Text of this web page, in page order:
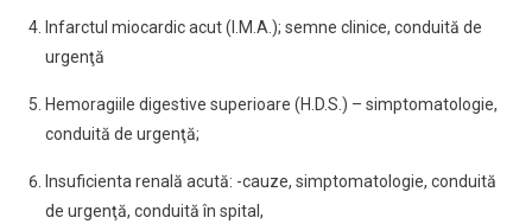
Infarctul miocardic acut (I.M.A.); semne clinice, conduită de
urgenţă
Hemoragiile digestive superioare (H.D.S.) – simptomatologie,
conduită de urgenţă;
Insuficienta renală acută: -cauze, simptomatologie, conduită
de urgenţă, conduită în spital,